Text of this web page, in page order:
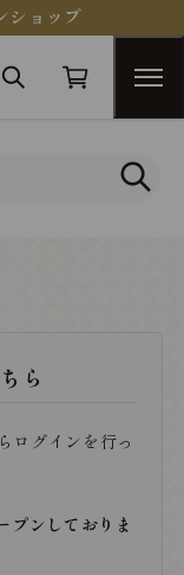
ョップ
ら
ログインを行っ
ンしておりま